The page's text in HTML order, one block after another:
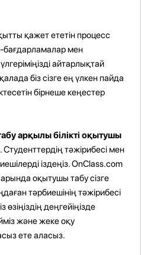
қажет ететін процесс
бағдарламалар мен
айтарлықтай
біз сізге ең үлкен пайда
бірнеше кеңестер
табу арқылы білікті оқытушы
тәжірибесі мен
іздеңіз. OnClass.com
оқытушы табу сізге
тәрбиешінің тәжірибесі
өзіңіздің деңгейіңізде
және жеке оқу
ете аласыз.